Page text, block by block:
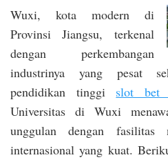
Wuxi, kota modern di
Provinsi Jiangsu, terkenal
dengan perkembangan
industrinya yang pesat
pendidikan tinggi slot bet
Universitas di Wuxi
unggulan dengan fasilitas
internasional yang kuat.